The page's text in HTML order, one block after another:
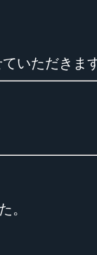
いただきま
。